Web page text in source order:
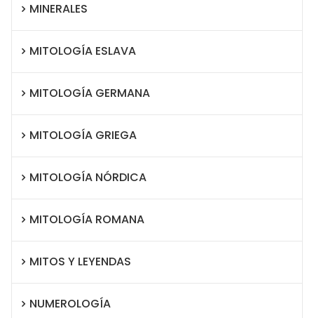
MINERALES
MITOLOGÍA ESLAVA
MITOLOGÍA GERMANA
MITOLOGÍA GRIEGA
MITOLOGÍA NÓRDICA
MITOLOGÍA ROMANA
MITOS Y LEYENDAS
NUMEROLOGÍA